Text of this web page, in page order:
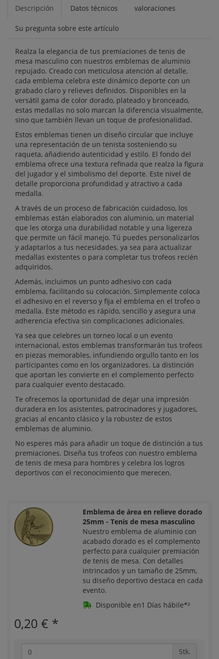
Descripción Datos técnicos valoraciones
Su pregunta sobre este artículo
Realza la elegancia de tus premiaciones de tenis de
mesa masculino con nuestros emblemas de aluminio
repujado. Creado con meticulosa atención al detalle,
cada emblema celebra este dinámico deporte con un
grabado claro y relieves definidos. Disponibles en la
versátil gama de color dorado, plateado y bronceado,
estas medallas no solo marcan la diferencia visualmente,
sino que también llevan un toque de profesionalidad.
Estos emblemas tienen un diseño circular que incluye
una representación de un tenista sosteniendo su
raqueta, añadiendo autenticidad y estilo. El fondo del
emblema ofrece una textura refinada que realza la figura
del jugador y el simbolismo del deporte. Este nivel de
detalle proporciona profundidad y atractivo a cada
medalla.
A través de un proceso de fabricación cuidadoso, los
emblemas están elaborados con aluminio, un material
que les otorga una durabilidad notable y una ligereza
que permite un fácil manejo. Tú puedes personalizarlos
y adaptarlos a tus necesidades, ya sea para actualizar
medallas existentes o para completar tus trofeos recién
adquiridos.
Además, incluimos un punto adhesivo con cada
emblema, facilitando su colocación. Simplemente coloca
el adhesivo en el reverso y fija el emblema en el trofeo o
medalla. Este método es rápido, sencillo y asegura una
adherencia efectiva sin complicaciones adicionales.
Ya sea que celebres un torneo local o un evento
internacional, estos emblemas transformarán tus trofeos
en piezas memorables, infundiendo orgullo tanto en los
participantes como en los organizadores. La distinción
que aportan les convierte en el complemento perfecto
para cualquier evento destacado.
Te ofrecemos la oportunidad de dejar una impresión
duradera en los asistentes, patrocinadores y jugadores,
gracias al encanto clásico y la robustez de estos
emblemas de aluminio.
No esperes más para añadir un toque de distinción a tus
premiaciones. Diseña tus trofeos con nuestro emblema
de tenis de mesa para hombres y celebra los logros
deportivos con el reconocimiento que merecen.
Emblema de área en relieve dorado
25mm - Tenis de mesa masculino
Nuestro emblema de aluminio con
acabado dorado es el complemento
perfecto para cualquier premiación
de tenis de mesa. Con detalles
intrincados y un tamaño de 25mm,
su diseño deportivo destaca en cada
evento.
Disponible en1 Días hábile*²
0,20 € *
Stk.